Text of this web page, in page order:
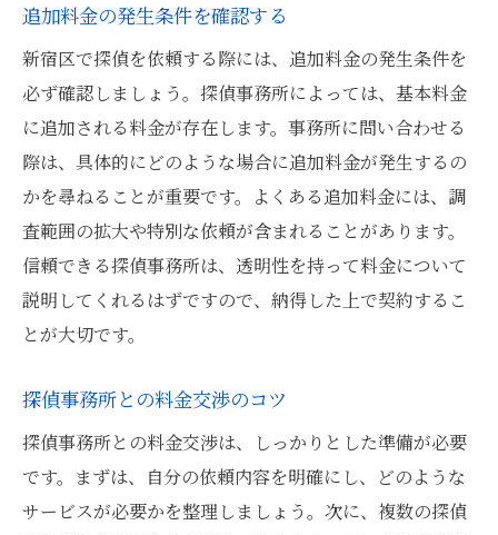
追加料金の発生条件を確認する
新宿区で探偵を依頼する際には、追加料金の発生条件を
必ず確認しましょう。探偵事務所によっては、基本料金
に追加される料金が存在します。事務所に問い合わせる
際は、具体的にどのような場合に追加料金が発生するの
かを尋ねることが重要です。よくある追加料金には、調
査範囲の拡大や特別な依頼が含まれることがあります。
信頼できる探偵事務所は、透明性を持って料金について
説明してくれるはずですので、納得した上で契約するこ
とが大切です。
探偵事務所との料金交渉のコツ
探偵事務所との料金交渉は、しっかりとした準備が必要
です。まずは、自分の依頼内容を明確にし、どのような
サービスが必要かを整理しましょう。次に、複数の探偵